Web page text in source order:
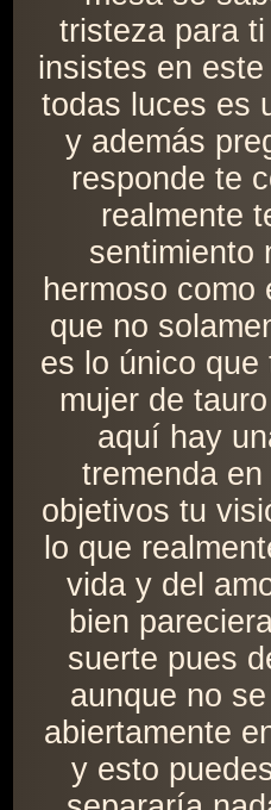
tristeza para
insistes en
todas luces es
y además
responde te
realmente
sentimiento
hermoso como
que no
es lo único que
mujer de
aquí hay
tremenda
objetivos tu
lo que
vida y del
bien
suerte pues
aunque no
abiertamente
y esto